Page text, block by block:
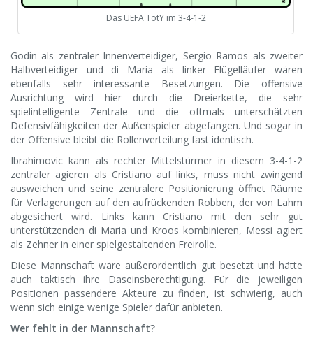
Das UEFA TotY im 3-4-1-2
Godin als zentraler Innenverteidiger, Sergio Ramos als zweiter
Halbverteidiger und di Maria als linker Flügelläufer wären
ebenfalls sehr interessante Besetzungen. Die offensive
Ausrichtung wird hier durch die Dreierkette, die sehr
spielintelligente Zentrale und die oftmals unterschätzten
Defensivfähigkeiten der Außenspieler abgefangen. Und sogar in
der Offensive bleibt die Rollenverteilung fast identisch.
Ibrahimovic kann als rechter Mittelstürmer in diesem 3-4-1-2
zentraler agieren als Cristiano auf links, muss nicht zwingend
ausweichen und seine zentralere Positionierung öffnet Räume
für Verlagerungen auf den aufrückenden Robben, der von Lahm
abgesichert wird. Links kann Cristiano mit den sehr gut
unterstützenden di Maria und Kroos kombinieren, Messi agiert
als Zehner in einer spielgestaltenden Freirolle.
Diese Mannschaft wäre außerordentlich gut besetzt und hätte
auch taktisch ihre Daseinsberechtigung. Für die jeweiligen
Positionen passendere Akteure zu finden, ist schwierig, auch
wenn sich einige wenige Spieler dafür anbieten.
Wer fehlt in der Mannschaft?